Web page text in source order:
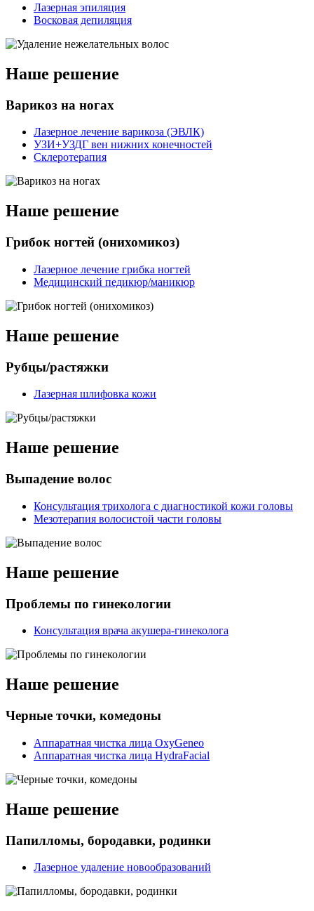
Лазерная эпиляция
Восковая депиляция
Наше решение
Варикоз на ногах
Лазерное лечение варикоза (ЭВЛК)
УЗИ+УЗДГ вен нижних конечностей
Склеротерапия
Наше решение
Грибок ногтей (онихомикоз)
Лазерное лечение грибка ногтей
Медицинский педикюр/маникюр
Наше решение
Рубцы/растяжки
Лазерная шлифовка кожи
Наше решение
Выпадение волос
Консультация трихолога с диагностикой кожи головы
Мезотерапия волосистой части головы
Наше решение
Проблемы по гинекологии
Консультация врача акушера-гинеколога
Наше решение
Черные точки, комедоны
Аппаратная чистка лица OxyGeneo
Аппаратная чистка лица HydraFacial
Наше решение
Папилломы, бородавки, родинки
Лазерное удаление новообразований